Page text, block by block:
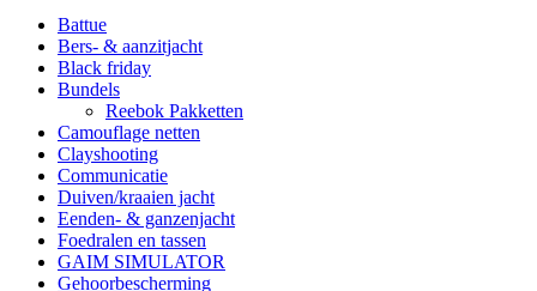
Battue
Bers- & aanzitjacht
Black friday
Bundels
Reebok Pakketten
Camouflage netten
Clayshooting
Communicatie
Duiven/kraaien jacht
Eenden- & ganzenjacht
Foedralen en tassen
GAIM SIMULATOR
Gehoorbescherming